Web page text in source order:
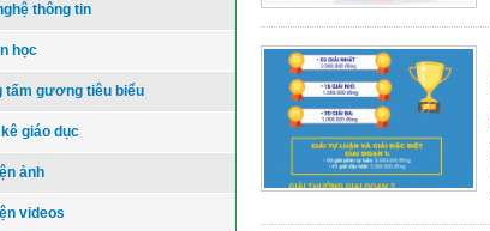
thông tin
học
tấm gương tiêu biểu
giáo dục
ảnh
videos